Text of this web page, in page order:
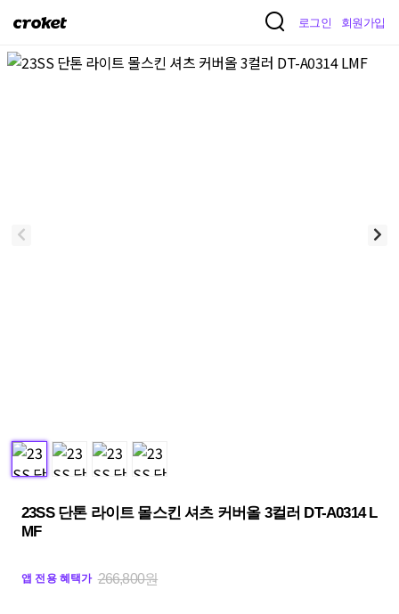
크
켓
로그인 회원가입
23SS 단톤 라이트 몰스킨 셔츠 커버올 3컬러 DT-A0314 L
MF
앱 전용 혜택가 266,800원